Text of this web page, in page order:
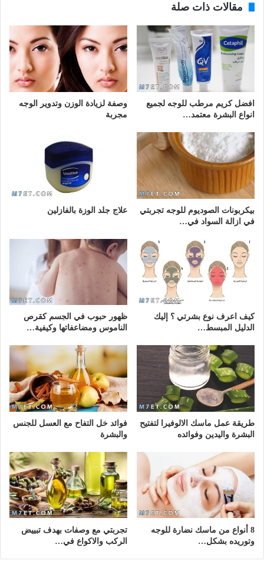
مقالات ذات صلة
افضل كريم مرطب للوجه لجميع
انواع البشرة معتمد…
وصفة لزيادة الوزن وتدوير الوجه
مجربة
بيكربونات الصوديوم للوجه تجربتي
في ازالة السواد في…
علاج جلد الوزة بالفازلين
كيف اعرف نوع بشرتي ؟ إليك
الدليل المبسط…
ظهور حبوب في الجسم كقرص
الناموس ومضاعفاتها وكيفية…
طريقة عمل ماسك الالوفيرا لتفتيح
البشرة واليدين وفوائده
فوائد خل التفاح مع العسل للجنس
والبشرة
8 أنواع من ماسك نضارة للوجه
وتوريده بشكل…
تجربتي مع وصفات بهدف تبييض
الركب والاكواع في…